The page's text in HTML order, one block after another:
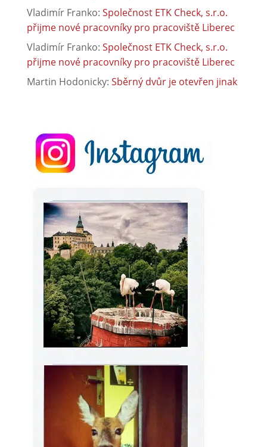
Vladimír Franko: Společnost ETK Check, s.r.o.
přijme nové pracovníky pro pracoviště Liberec
Vladimír Franko: Společnost ETK Check, s.r.o.
přijme nové pracovníky pro pracoviště Liberec
Martin Hodonicky: Sběrný dvůr je otevřen jinak